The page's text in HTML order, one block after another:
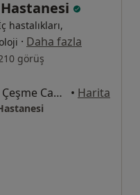
hastalıkları,
· Daha fazla
görüş
Tevfik Bey Mahallesi Maslak Çeşme Caddesi No:30, Küçükçekmece • Harita